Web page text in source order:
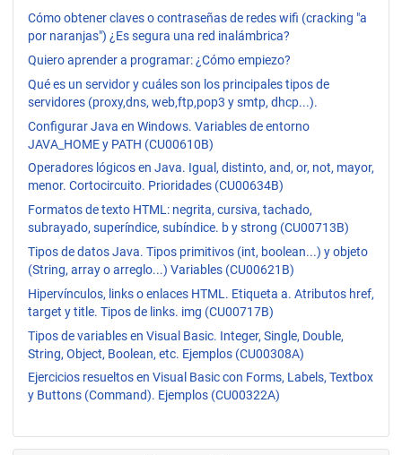
Cómo obtener claves o contraseñas de redes wifi (cracking "a
por naranjas") ¿Es segura una red inalámbrica?
Quiero aprender a programar: ¿Cómo empiezo?
Qué es un servidor y cuáles son los principales tipos de
servidores (proxy,dns, web,ftp,pop3 y smtp, dhcp...).
Configurar Java en Windows. Variables de entorno
JAVA_HOME y PATH (CU00610B)
Operadores lógicos en Java. Igual, distinto, and, or, not, mayor,
menor. Cortocircuito. Prioridades (CU00634B)
Formatos de texto HTML: negrita, cursiva, tachado,
subrayado, superíndice, subíndice. b y strong (CU00713B)
Tipos de datos Java. Tipos primitivos (int, boolean...) y objeto
(String, array o arreglo...) Variables (CU00621B)
Hipervínculos, links o enlaces HTML. Etiqueta a. Atributos href,
target y title. Tipos de links. img (CU00717B)
Tipos de variables en Visual Basic. Integer, Single, Double,
String, Object, Boolean, etc. Ejemplos (CU00308A)
Ejercicios resueltos en Visual Basic con Forms, Labels, Textbox
y Buttons (Command). Ejemplos (CU00322A)